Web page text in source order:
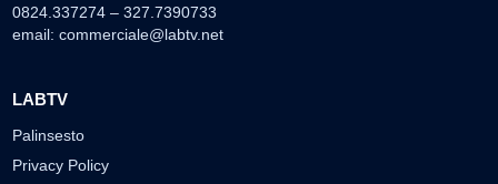
0824.337274 – 327.7390733
email: commerciale@labtv.net
LABTV
Palinsesto
Privacy Policy